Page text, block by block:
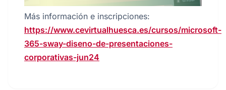
Más información e inscripciones:
https://www.cevirtualhuesca.es/cursos/microsoft-
365-sway-diseno-de-presentaciones-
corporativas-jun24